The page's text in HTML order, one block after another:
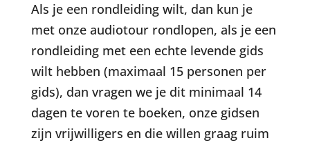
Als je een rondleiding wilt, dan kun je
met onze audiotour rondlopen, als je een
rondleiding met een echte levende gids
wilt hebben (maximaal 15 personen per
gids), dan vragen we je dit minimaal 14
dagen te voren te boeken, onze gidsen
zijn vrijwilligers en die willen graag ruim